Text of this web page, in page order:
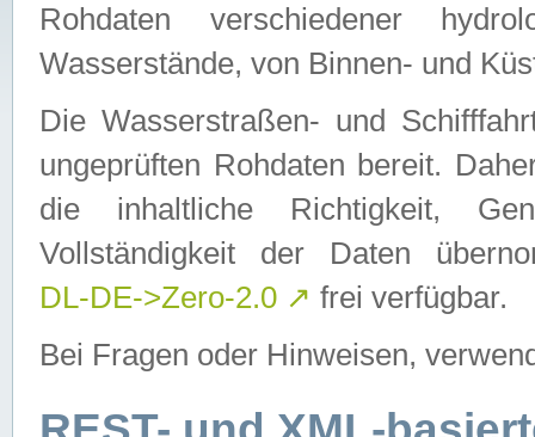
Rohdaten verschiedener
Wasserstände, von Binnen- und
Die Wasserstraßen- und
ungeprüften Rohdaten bereit.
die inhaltliche Richtigkeit,
Vollständigkeit der Daten
DL-DE->Zero-2.0 ↗ frei verfügbar.
Bei Fragen oder Hinweisen,